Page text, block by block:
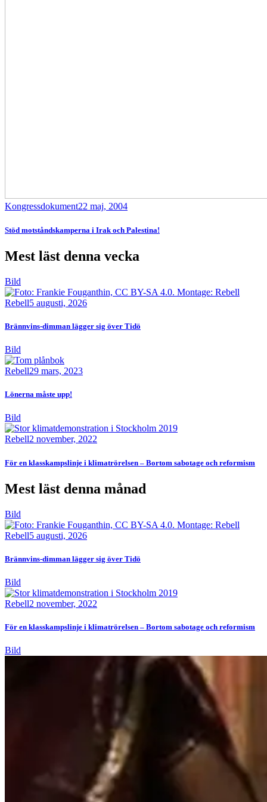
Kongressdokument22 maj, 2004
Stöd motståndskamperna i Irak och Palestina!
Mest läst denna vecka
Bild
Rebell5 augusti, 2026
Brännvins-dimman lägger sig över Tidö
Bild
Rebell29 mars, 2023
Lönerna måste upp!
Bild
Rebell2 november, 2022
För en klasskampslinje i klimatrörelsen – Bortom sabotage och reformism
Mest läst denna månad
Bild
Rebell5 augusti, 2026
Brännvins-dimman lägger sig över Tidö
Bild
Rebell2 november, 2022
För en klasskampslinje i klimatrörelsen – Bortom sabotage och reformism
Bild